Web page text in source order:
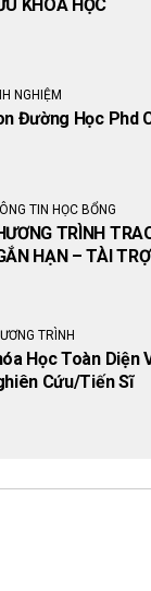
KHOA HỌC
NGHIỆM
Đường Học Phd
TIN HỌC BỔNG
TRÌNH
HẠN – TÀI
TRÌNH
Học Toàn Diện
Cứu/Tiến Sĩ